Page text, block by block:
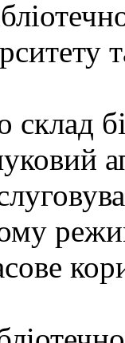
склад